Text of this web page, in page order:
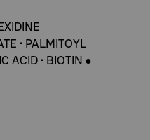
• PALMITOYL
ACID • BIOTIN ●